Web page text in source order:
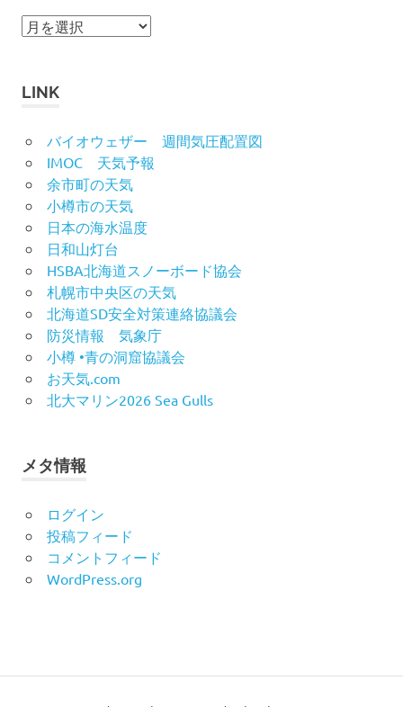
ア
イ
LINK
バイオウェザー 週間気圧配置図
IMOC 天気予報
余市町の天気
小樽市の天気
日本の海水温度
日和山灯台
HSBA北海道スノーボード協会
札幌市中央区の天気
北海道SD安全対策連絡協議会
防災情報 気象庁
小樽 •青の洞窟協議会
お天気.com
北大マリン2026 Sea Gulls
メタ情報
ログイン
投稿フィード
コメントフィード
WordPress.org